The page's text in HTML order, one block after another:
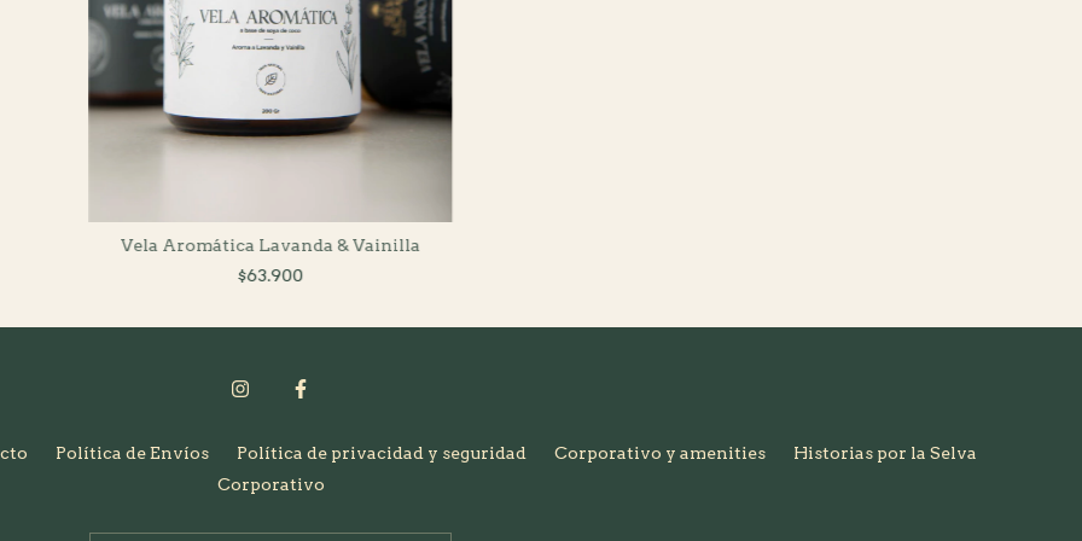
Vela Aromática Lavanda & Vainilla
$63.900
Política de Envíos Política de privacidad y seguridad Corporativo y amenities
Historias por la Selva
Corporativo